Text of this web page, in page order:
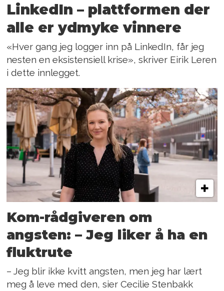
LinkedIn – plattformen der
alle er ydmyke vinnere
«Hver gang jeg logger inn på LinkedIn, får jeg
nesten en eksistensiell krise», skriver Eirik Leren
i dette innlegget.
Kom-rådgiveren om
angsten: – Jeg liker å ha en
fluktrute
– Jeg blir ikke kvitt angsten, men jeg har lært
meg å leve med den, sier Cecilie Stenbakk